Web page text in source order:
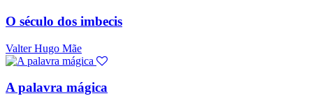
O século dos imbecis
Valter Hugo Mãe
A palavra mágica